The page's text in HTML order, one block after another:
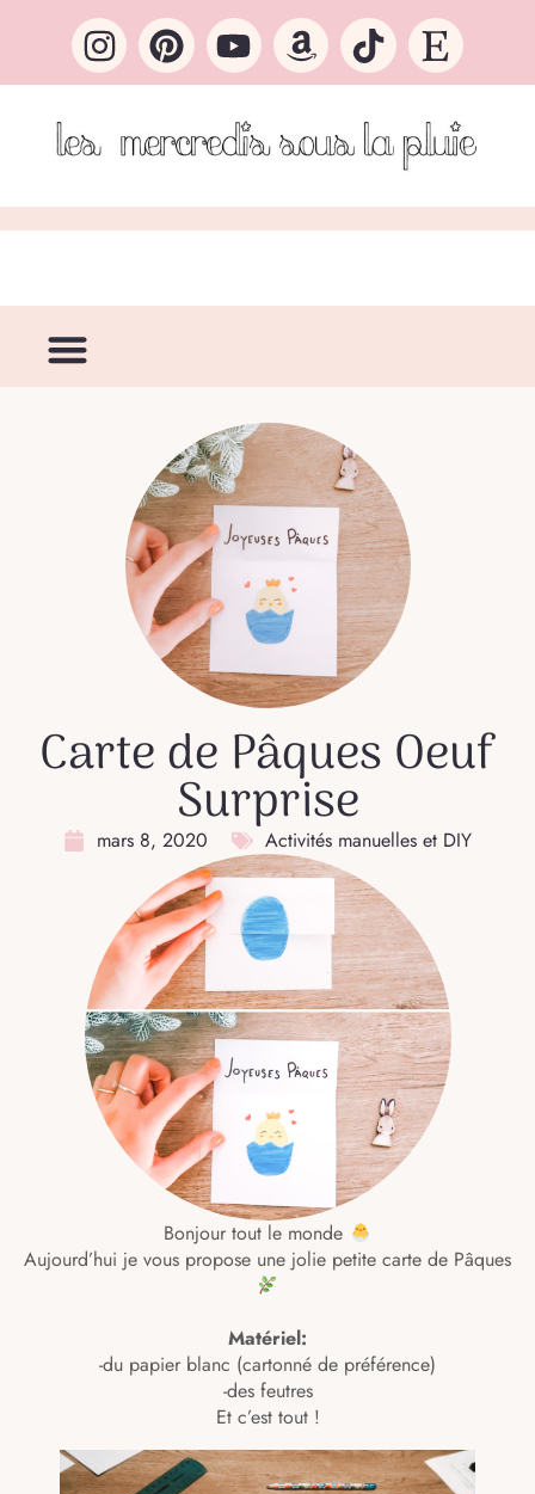
Carte de Pâques Oeuf
Surprise
mars 8, 2020 Activités manuelles et DIY
Bonjour tout le monde
Aujourd’hui je vous propose une jolie petite carte de Pâques
Matériel:
-du papier blanc (cartonné de préférence)
-des feutres
Et c’est tout !